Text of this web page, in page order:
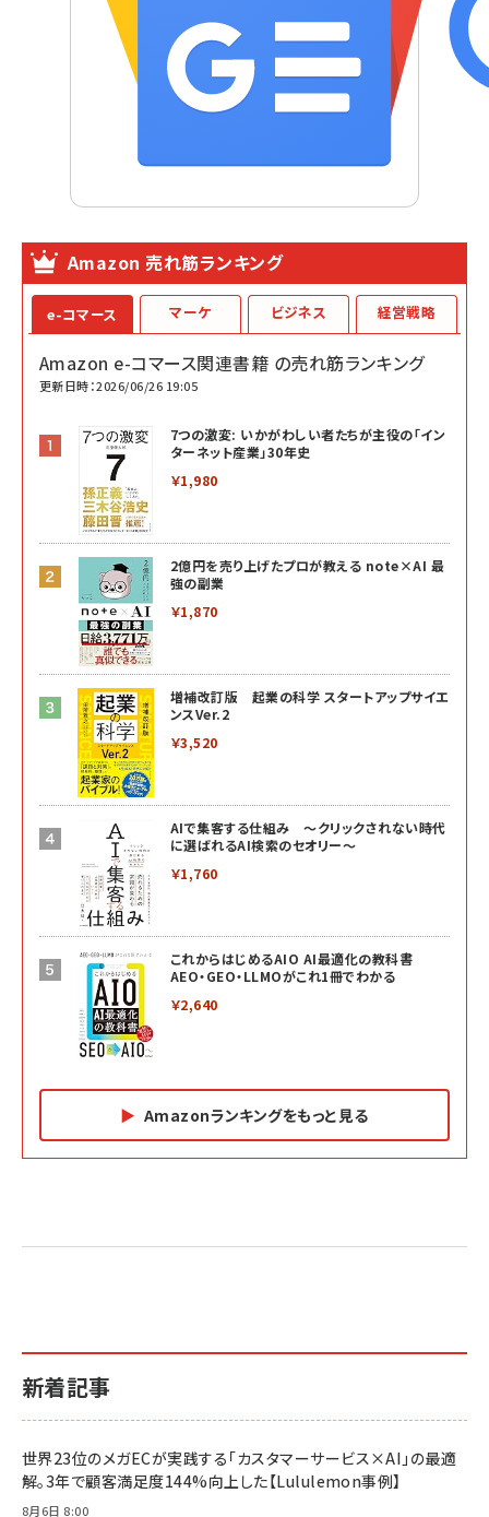
Amazon 売れ筋ランキング
e-コマース
Amazon e-コマース関連書籍 の売れ筋ランキング
更新日時：2026/06/26 19:05
7つの激変: いかがわしい者たちが主役の「イン
ターネット産業」30年史
￥1,980
2億円を売り上げたプロが教える note×AI 最
強の副業
￥1,870
増補改訂版 起業の科学 スタートアップサイエ
ンスVer.2
￥3,520
AIで集客する仕組み ～クリックされない時代
に選ばれるAI検索のセオリー～
￥1,760
これからはじめるAIO AI最適化の教科書
AEO・GEO・LLMOがこれ1冊でわかる
￥2,640
Amazonランキングをもっと見る
マーケ
2億円を売り上げたプロが教える note×AI 最強の
小さな会社は戦略が9割
￥1,815
ビジネス
anan(アンアン)2026/07/01号 No.2501[魅せる
anan(アンアン)2026/06/24号 No.2500増刊
anan(アンアン)2026/07/08号 No.2502[2026
年後半、あなたの恋と運命／山田涼介]
経営戦略
ベインキャピタル 企業価値向上力の秘密
ルな本質」
￥2,750
新着記事
世界23位のメガECが実践する「カスタマーサービス×AI」の最適
解。3年で顧客満足度144%向上した【Lululemon事例】
8月6日 8:00